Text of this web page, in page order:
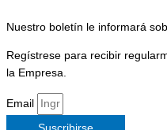
Nuestro boletín le informará
Regístrese para recibir
la Empresa.
Email